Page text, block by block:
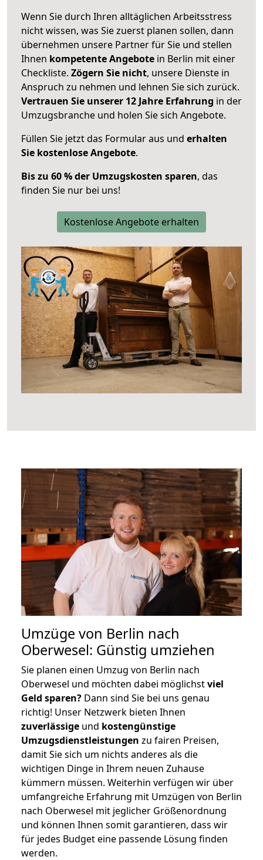
Wenn Sie durch Ihren alltäglichen Arbeitsstress
nicht wissen, was Sie zuerst planen sollen, dann
übernehmen unsere Partner für Sie und stellen
Ihnen kompetente Angebote in Berlin mit einer
Checkliste. Zögern Sie nicht, unsere Dienste in
Anspruch zu nehmen und lehnen Sie sich zurück.
Vertrauen Sie unserer 12 Jahre Erfahrung in der
Umzugsbranche und holen Sie sich Angebote.
Füllen Sie jetzt das Formular aus und erhalten
Sie kostenlose Angebote.
Bis zu 60 % der Umzugskosten sparen, das
finden Sie nur bei uns!
Kostenlose Angebote erhalten
Umzüge von Berlin nach
Oberwesel: Günstig umziehen
Sie planen einen Umzug von Berlin nach
Oberwesel und möchten dabei möglichstviel
Geld sparen? Dann sind Sie bei uns genau
richtig! Unser Netzwerk bieten Ihnen
zuverlässige und kostengünstige
Umzugsdienstleistungen zu fairen Preisen,
damit Sie sich um nichts anderes als die
wichtigen Dinge in Ihrem neuen Zuhause
kümmern müssen. Weiterhin verfügen wir über
umfangreiche Erfahrung mit Umzügen von Berlin
nach Oberwesel mit jeglicher Größenordnung
und können Ihnen somit garantieren, dass wir
für jedes Budget eine passende Lösung finden
werden.